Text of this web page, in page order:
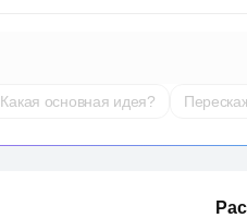
Какая основная идея?